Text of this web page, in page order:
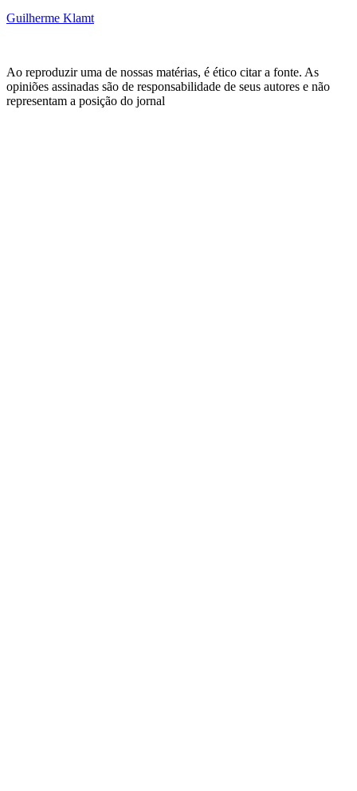
Guilherme Klamt
Ao reproduzir uma de nossas matérias, é ético citar a fonte. As
opiniões assinadas são de responsabilidade de seus autores e não
representam a posição do jornal